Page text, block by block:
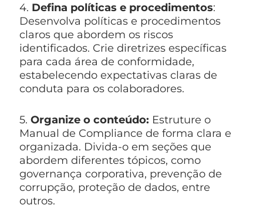
4. Defina políticas e procedimentos:
Desenvolva políticas e procedimentos
claros que abordem os riscos
identificados. Crie diretrizes específicas
para cada área de conformidade,
estabelecendo expectativas claras de
conduta para os colaboradores.
5. Organize o conteúdo: Estruture o
Manual de Compliance de forma clara e
organizada. Divida-o em seções que
abordem diferentes tópicos, como
governança corporativa, prevenção de
corrupção, proteção de dados, entre
outros.